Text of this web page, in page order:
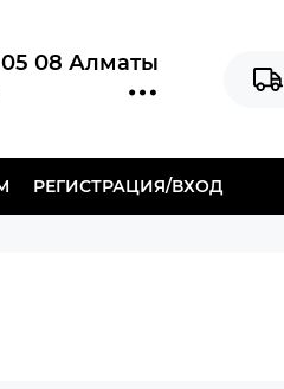
05 08 Алматы
РЕГИСТРАЦИЯ/ВХОД